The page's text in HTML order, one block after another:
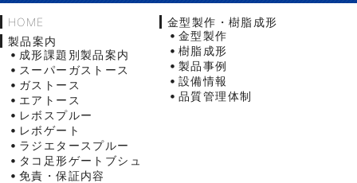
HOME
製品案内
成形課題別製品案内
スーパーガストース
ガストース
エアトース
レボスプルー
レボゲート
ラジエタースプルー
タコ足形ゲートブシュ
免責・保証内容
金型製作・樹脂成形
金型製作
樹脂成形
製品事例
設備情報
品質管理体制